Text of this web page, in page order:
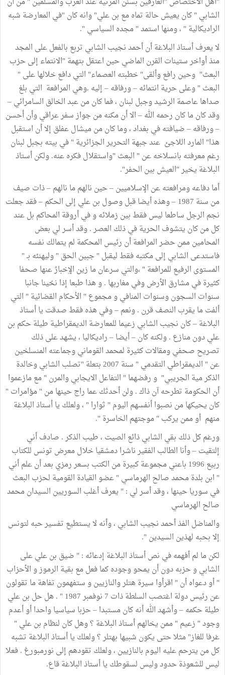
الشابي " كان يعيش حالة تماه مع بن علي" وانه كان "في المعارضة شبه
الراديكالية " ، ومنها استمد " مجده السياسي ".
لا يعرف أستاذ البلاغة أن أحمد نجيب الشابي تربع بالفعل على المجد
منذ أواخر ستينات القرن الماضي حين اعتقل بتهمة "الانتماء إلى حزب
البعث" وحين رافع وألقى" خطبته العصماء" التي دافع خلالها على "
البعث " وعلى حرية انتمائه – ورفاقه – إليه .وهي المرافعة التي بلغ
صداها عاصمة الرشيد وجبل لبنان ، فما كان من عبد الخالق السامرائي –
وقد كان ما كان رحمه الله – الا أن مكنه من جواز سفر عراقي وأن أحسن
– ورفاقه – ضيافته في بغداد ، وما كان من ميشال عفلق إلا أن استقبل
هذا" المارد اللاجئ عند جبهة التحرير الجزائرية " في بيته بجبل لبنان
رغم معرفته بانسلاخه عن " البعث "واستقلال فكره عنه. ولكن أستاذ
البلاغة يخير "العيش بين الحفر".
أما دفاعه ومرافعته عن الإسلاميين – حين نالهم ما نالهم – ذات صيف
من سنة 1987 – وهذه أيضا قبل وصول بن علي إلى الحكم – فقد جعلت
نجم الرجل ساطعا ليس فقط بين زملائه و في أروقة المحاكم بل عند
كل من كان يتشوف الحرية في ذلك العصر . وقد أسر لي بعض
المحامين ممن حضر المرافعة أن رئيس المحكمة لم يتمالك نفسه
فاستدعى الشابي إلى مكتبه فقط ليقبل " جبين الحق " وليهنئه بـ "
المستوى الرفيع للمرافعة " ،والتي سرعان ما زين الإِخبارُ عنها صحفا
كثيرة في مشارق الأرض وفي مغاربها . و هذا طبعا إذا نحّينا جانبا
سنوات السجون وسنوات المنافي و مجموع " الأحكام القضائية " التي
ألفت ما يقرب النصف قرن . ونعم – وفي هذه فقط صدقت يا أستاذ
البلاغة – كان نجيب الشابي زعيما للمعارضة الديمقراطية طيلة حكم بن
علي دون منازع . ولكنه كان – أيضا – راديكاليا ، يشهد على ذلك
تصريح صحفي ومقالات كثيرة لمحمد القوماني وجماعته المنسلخين
عن " الديمقراطي التقدمي " سنة 2007 بتعلة "تصلب الشابي وخالدة
الذكر مية الجريبي" و رفضهما " التفاعل الايجابي والمرن " مع مازعموا
أن الحكومة تطرحه آن ذاك . ولن أحدثك عما راج حينها من " مؤامرات "
كان يحيكها من نصبوا أنفسهم اليوم " ثوارا " ، ولعلك يا أستاذ البلاغة
منهم أو ممن يركب " موجتهم الخاسرة ".
ورغم كل ذلك بقي الشابي ذائع الصيت ، طيب الذكر . صادف أني
إلتقيت – وأنا الطالب الفقير ناشرا دمشقيا خلال معرض تونس للكتاب
ربيع 1996 باعني مجموعة كبيرة من الكتب بسعر رمزي بعد أن علم أني
" ابن بلدة محمد صالح الهرماسي " عضو القيادة القومية لحزب البعث
في سوريا حينها ، وقد أسر لي : " يعرف أغلب السوريين السيدان محمد
صالح الهرماسي
والمناضل الفذ أحمد نجيب الشابي ، وأنه لا يستطيع تفسير حبه لتونس
إلا بحبه لهذين السيدين ".
لكن ما لم أفهمه في نص أستاذ البلاغة إدعائه : " ضيق بن علي على
الشابي و حزبه دون أن يمحو وجوده كما فعل مع بقية الرموز و الأحزاب
" أو دعواه أن " اقرأوا سيرة هتلر والنازيين و ستفهمون تفاهة ما تقولون
عن رئيس دولة اغتصب السلطة ذات 7 نوفمبر 1987 " . هل حل بن علي
طيلة حكمه – وأشهد الله أنه كان مستبدا – حزبا سياسيا واحدا أو أعدم
وجود " زعيم " ممن يخالهم أستاذ البلاغة ؟ وهل كان لنظام بن علي "
غرفا للغاز" مثلا حتى يكون شبيها بهتلر ؟ ولعلك يا أستاذ البلاغة تشبه
كل من يترحم عليه اليوم بالنازيين ، ولعلك تقودهم إلى نورمبورغ . فعلا
ليس للشعوذة حدود وليس لسقوطك يا أستاذ البلاغة قاع.